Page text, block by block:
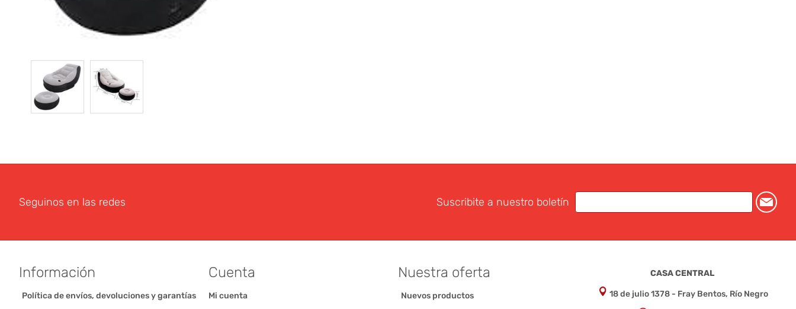
Seguinos en las redes Suscribite a nuestro boletín
Información
Política de envíos, devoluciones y garantías
Cuenta
Mi cuenta
Nuestra oferta
Nuevos productos
CASA CENTRAL
18 de julio 1378 - Fray Bentos, Río Negro